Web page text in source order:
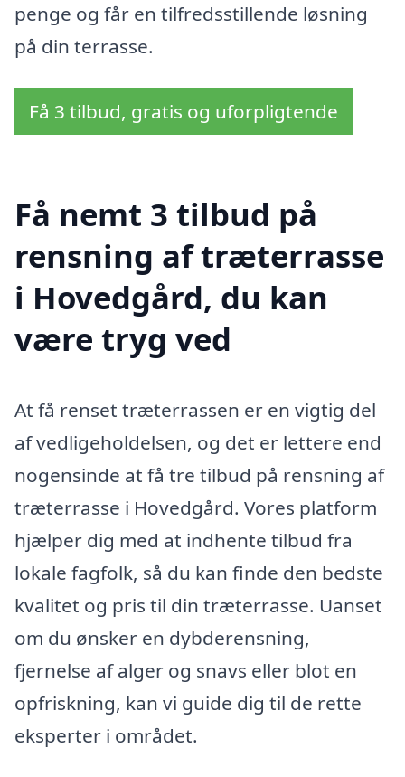
penge og får en tilfredsstillende løsning
på din terrasse.
Få 3 tilbud, gratis og uforpligtende
Få nemt 3 tilbud på
rensning af træterrasse
i Hovedgård, du kan
være tryg ved
At få renset træterrassen er en vigtig del
af vedligeholdelsen, og det er lettere end
nogensinde at få tre tilbud på rensning af
træterrasse i Hovedgård. Vores platform
hjælper dig med at indhente tilbud fra
lokale fagfolk, så du kan finde den bedste
kvalitet og pris til din træterrasse. Uanset
om du ønsker en dybderensning,
fjernelse af alger og snavs eller blot en
opfriskning, kan vi guide dig til de rette
eksperter i området.